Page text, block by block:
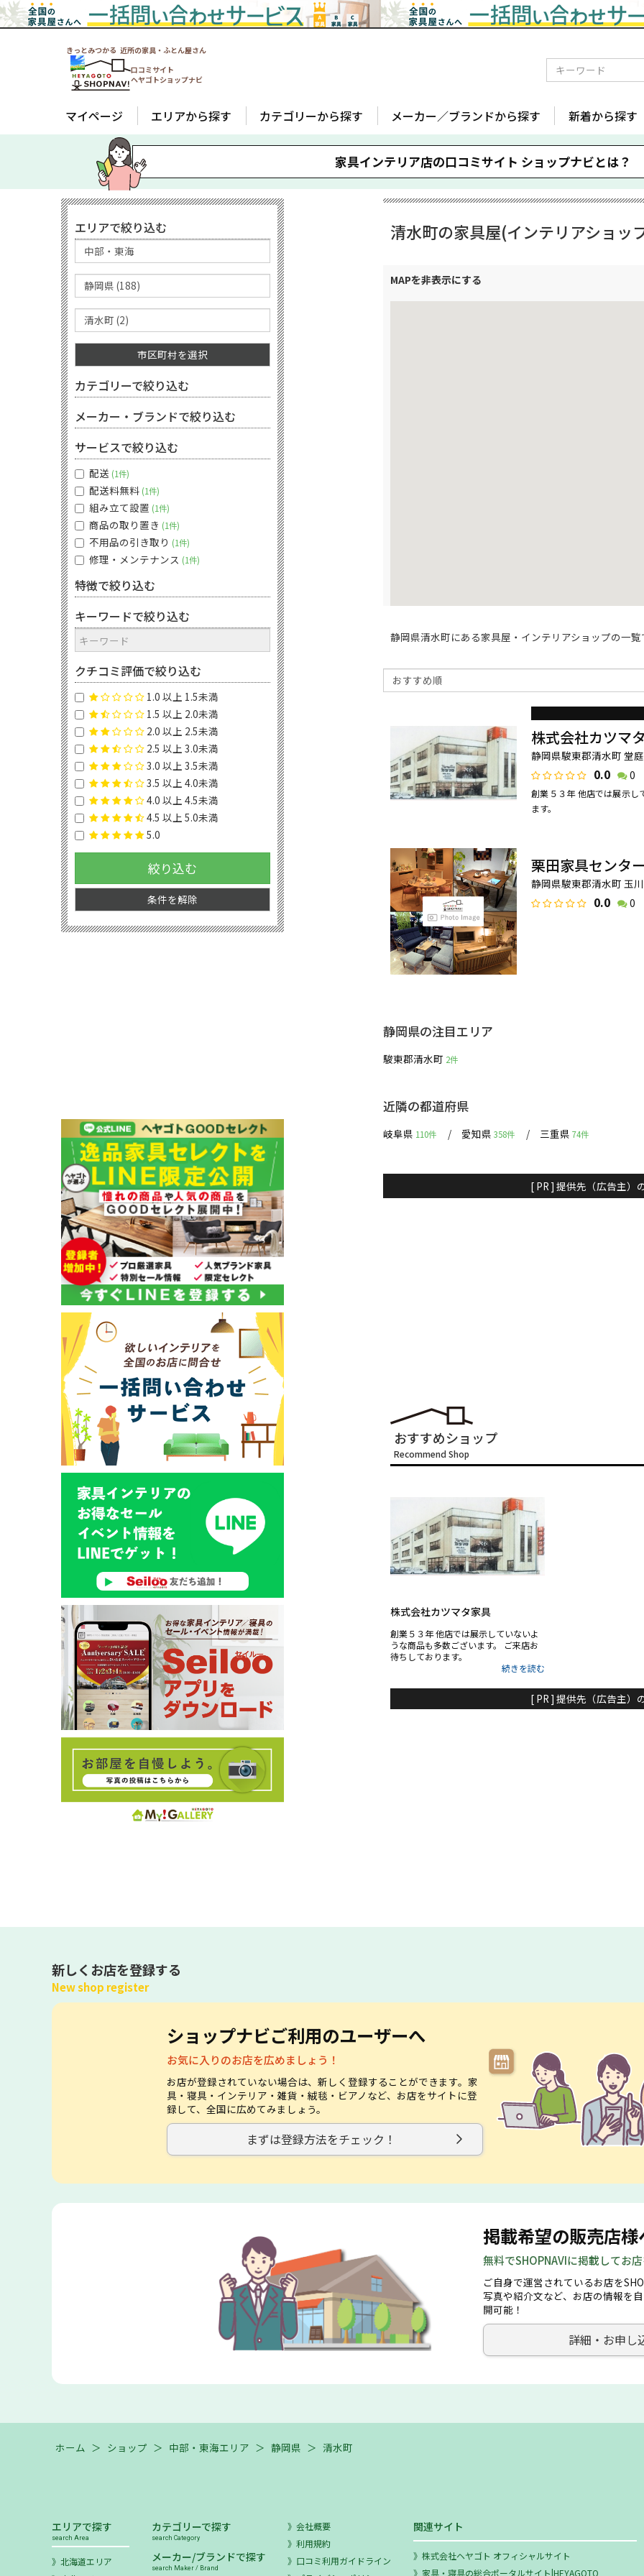
きっとみつかる 近所の家具・ふとん屋さん
口コミサイト
ヘヤゴトショップナビ
マイページ エリアから探す カテゴリーから探す メーカー／ブランドから探す 新着から探す
家具インテリア店の口コミサイト ショップナビとは？
清水町の家具屋(インテリアショッ
静岡県清水町にある家具屋・インテリアショップの一覧
株式会社カツマ
静岡県駿東郡清水町 堂
0.0 0
創業５３年 他店では展示し
ます。
栗田家具センタ
静岡県駿東郡清水町 玉
0.0 0
静岡県の注目エリア
駿東郡清水町 2件
近隣の都道府県
岐阜県 110件 愛知県 358件 三重県 74件
[ PR ] 提供先（広告主）
おすすめショップ
Recommend Shop
株式会社カツマタ家具
創業５３年 他店では展示していないよ
うな商品も多数ございます。 ご来店お
待ちしております。
[ PR ] 提供先（広告主）
エリアで絞り込む
市区町村を選択
カテゴリーで絞り込む
メーカー・ブランドで絞り込む
サービスで絞り込む
配送 1件
配送料無料 1件
組み立て設置 1件
商品の取り置き 1件
不用品の引き取り 1件
修理・メンテナンス 1件
特徴で絞り込む
キーワードで絞り込む
クチコミ評価で絞り込む
1.0 以上 1.5未満
1.5 以上 2.0未満
2.0 以上 2.5未満
2.5 以上 3.0未満
3.0 以上 3.5未満
3.5 以上 4.0未満
4.0 以上 4.5未満
4.5 以上 5.0未満
5.0
絞り込む
条件を解除
新しくお店を登録する
New shop register
ショップナビご利用のユーザーへ
お気に入りのお店を広めましょう！
お店が登録されていない場合は、新しく登録することができます。家
具・寝具・インテリア・雑貨・絨毯・ビアノなど、お店をサイトに登
録して、全国に広めてみましょう。
まずは登録方法をチェック！
掲載希望の販売店様
無料でSHOPNAVIに掲載してお
ご自身で運営されているお店を
写真や紹介文など、お店の情報を
開可能！
詳細・お申し
ホーム ＞ ショップ ＞ 中部・東海エリア ＞ 静岡県 ＞ 清水町
エリアで探す
search Area
北海道エリア
カテゴリーで探す
search Category
メーカー/ブランドで探す
search Maker / Brand
会社概要
利用規約
口コミ利用ガイドライン
関連サイト
株式会社ヘヤゴト オフィシャルサイト
家具・寝具の総合ポータルサイト|HEYAGOTO